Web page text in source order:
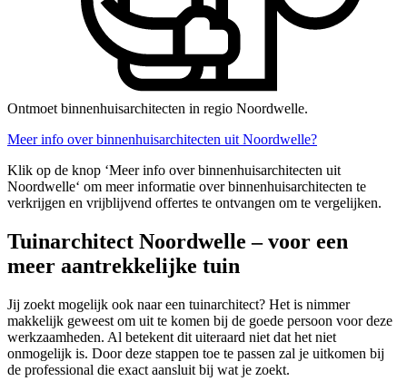
Ontmoet binnenhuisarchitecten in regio Noordwelle.
Meer info over binnenhuisarchitecten uit Noordwelle?
Klik op de knop ‘Meer info over binnenhuisarchitecten uit
Noordwelle‘ om meer informatie over binnenhuisarchitecten te
verkrijgen en vrijblijvend offertes te ontvangen om te vergelijken.
Tuinarchitect Noordwelle – voor een
meer aantrekkelijke tuin
Jij zoekt mogelijk ook naar een tuinarchitect? Het is nimmer
makkelijk geweest om uit te komen bij de goede persoon voor deze
werkzaamheden. Al betekent dit uiteraard niet dat het niet
onmogelijk is. Door deze stappen toe te passen zal je uitkomen bij
de professional die exact aansluit bij wat je zoekt.